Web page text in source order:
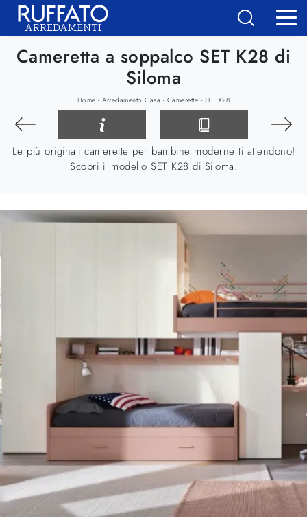
Cameretta a soppalco SET K28 di
Siloma
Home -Arredamento Casa - Camerette - SET K28
Le più originali camerette per bambine moderne ti attendono!
Scopri il modello SET K28 di Siloma.